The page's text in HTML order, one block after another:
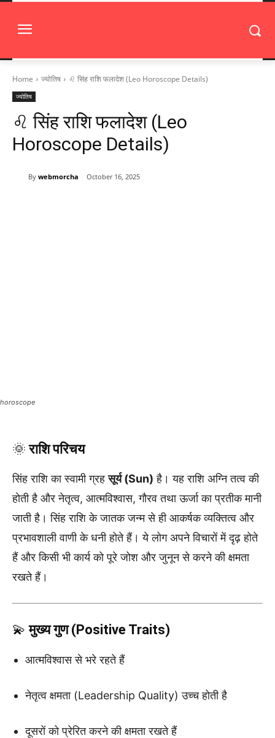
Home ज्योतिष ♌ सिंह राशि फलादेश (Leo Horoscope Details)
ज्योतिष
♌ सिंह राशि फलादेश (Leo
Horoscope Details)
By webmorcha October 16, 2025
horoscope
🌞राशि परिचय
सिंह राशि का स्वामी ग्रहसूर्य (Sun) है। यह राशि अग्नि तत्व की
होती है और नेतृत्व, आत्मविश्वास, गौरव तथा ऊर्जा का प्रतीक मानी
जाती है। सिंह राशि के जातक जन्म से ही आकर्षक व्यक्तित्व और
प्रभावशाली वाणी के धनी होते हैं। ये लोग अपने विचारों में दृढ़ होते
हैं और किसी भी कार्य को पूरे जोश और जुनून से करने की क्षमता
रखते हैं।
💫मुख्य गुण (Positive Traits)
आत्मविश्वास से भरे रहते हैं
नेतृत्व क्षमता (Leadership Quality) उच्च होती है
दूसरों को प्रेरित करने की क्षमता रखते हैं